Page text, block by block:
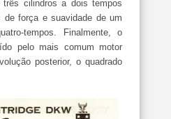
cilindros a dois tempos
força e suavidade de um
tempos. Finalmente, o
pelo mais comum motor
posterior, o quadrado